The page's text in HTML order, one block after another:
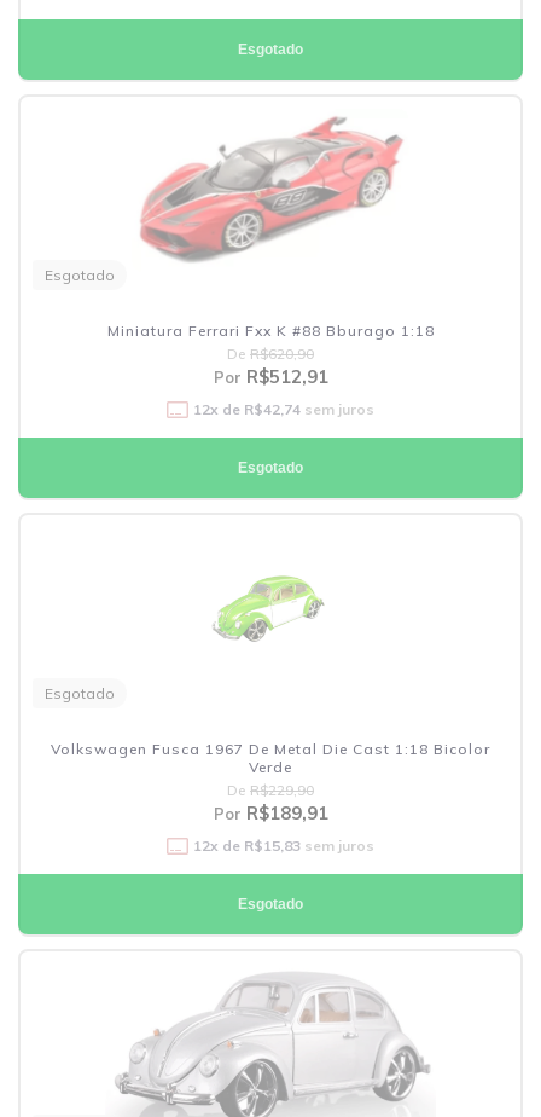
Esgotado
Esgotado
Miniatura Ferrari Fxx K #88 Bburago 1:18
De R$620,90
Por R$512,91
12x de R$42,74 sem juros
Esgotado
Esgotado
Volkswagen Fusca 1967 De Metal Die Cast 1:18 Bicolor
Verde
De R$229,90
Por R$189,91
12x de R$15,83 sem juros
Esgotado